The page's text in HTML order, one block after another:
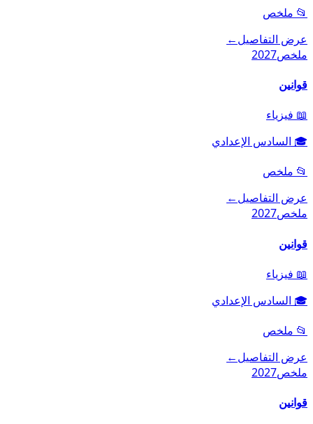
📂 ملخص
عرض التفاصيل←
ملخص2027
قوانين
📖 فيزياء
🎓 السادس الإعدادي
📂 ملخص
عرض التفاصيل←
ملخص2027
قوانين
📖 فيزياء
🎓 السادس الإعدادي
📂 ملخص
عرض التفاصيل←
ملخص2027
قوانين